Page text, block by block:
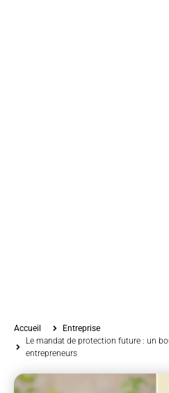
Accueil
Entreprise
Le mandat de protection future : un
entrepreneurs